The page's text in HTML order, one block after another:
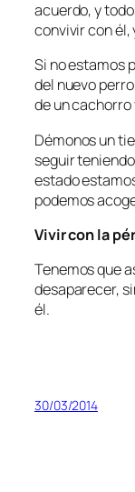
acuerdo, y
convivir con él,
Si no estamos
del nuevo
de un cachorro
Démonos un
seguir
estado
podemos
Vivir con la
Tenemos que
desaparecer,
él.
30/03/2014